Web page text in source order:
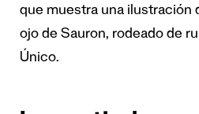
que muestra una ilustración
ojo de Sauron, rodeado de
Único.